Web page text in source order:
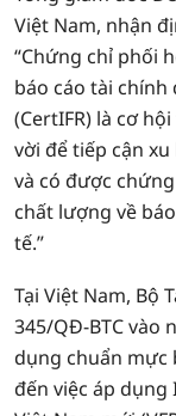
Việt Nam, nhận
“Chứng chỉ phối
báo cáo tài chính
(CertIFR) là cơ
vời để tiếp cận
và có được
chất lượng về
tế.”
Tại Việt Nam, Bộ
345/QĐ-BTC vào
dụng chuẩn mực
đến việc áp dụng